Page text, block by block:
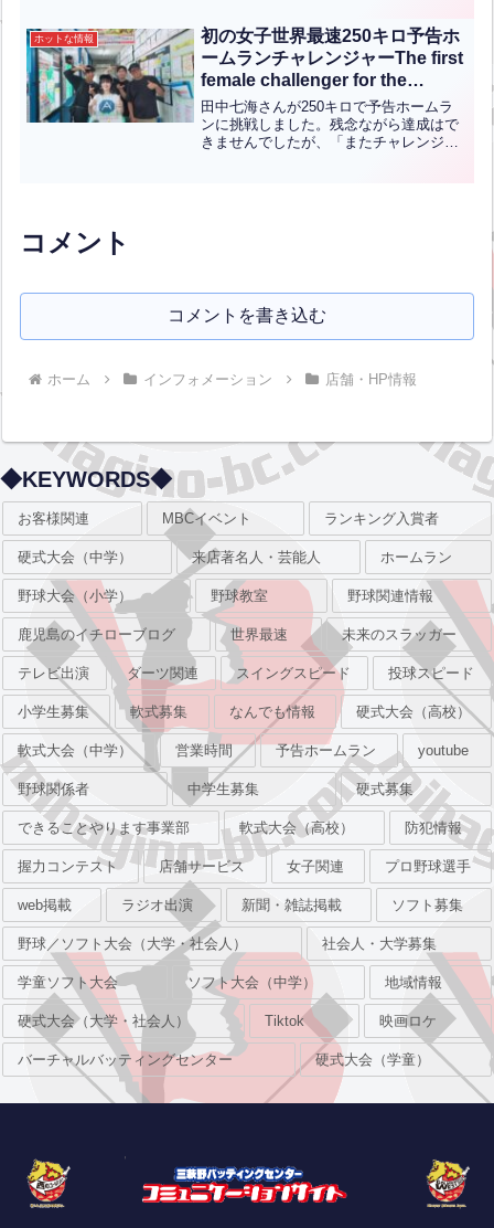
ホットな情報
初の女子世界最速250キロ予告ホ
ームランチャレンジャーThe first
female challenger for the
world’s fastest 250 km/h
predicted home run【ENG CHT
KOR JPN】
田中七海さんが250キロで予告ホームラ
ンに挑戦しました。残念ながら達成はで
きませんでしたが、「またチャレンジし
コメント
コメントを書き込む
ホーム インフォメーション 店舗・HP情報
◆KEYWORDS◆
お客様関連 MBCイベント ランキング入賞者
硬式大会（中学） 来店著名人・芸能人 ホームラン
野球大会（小学） 野球教室 野球関連情報
鹿児島のイチローブログ 世界最速 未来のスラッガー
テレビ出演 ダーツ関連 スイングスピード 投球スピード
小学生募集 軟式募集 なんでも情報 硬式大会（高校）
軟式大会（中学） 営業時間 予告ホームラン youtube
野球関係者 中学生募集 硬式募集
できることやります事業部 軟式大会（高校） 防犯情報
握力コンテスト 店舗サービス 女子関連 プロ野球選手
web掲載 ラジオ出演 新聞・雑誌掲載 ソフト募集
野球／ソフト大会（大学・社会人） 社会人・大学募集
学童ソフト大会 ソフト大会（中学） 地域情報
硬式大会（大学・社会人） Tiktok 映画ロケ
バーチャルバッティングセンター 硬式大会（学童）